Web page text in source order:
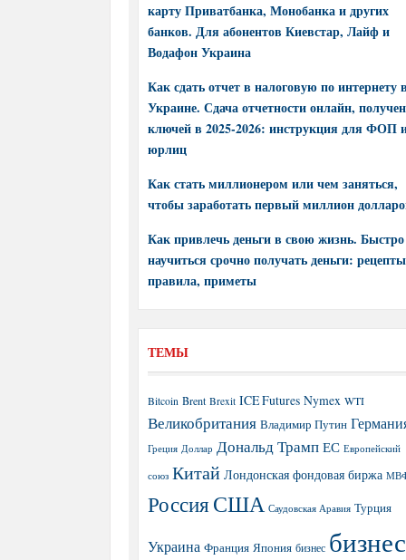
карту Приватбанка, Монобанка и других
банков. Для абонентов Киевстар, Лайф и
Водафон Украина
Как сдать отчет в налоговую по интернету в
Украине. Сдача отчетности онлайн,
ключей в 2025-2026: инструкция для ФОП
юрлиц
Как стать миллионером или чем заняться,
чтобы заработать первый миллион
Как привлечь деньги в свою жизнь. Быстро
научиться срочно получать деньги:
правила, приметы
ТЕМЫ
Bitcoin Brent Brexit ICE Futures Nymex WTI
Великобритания Владимир Путин
Греция Доллар Дональд Трамп ЕС Европейский
союз Китай Лондонская фондовая биржа
РоссияСША Саудовская Аравия Турция
Украина Франция Япония бизнес бизнес